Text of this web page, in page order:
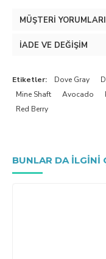
MÜŞTERI YORUMLARI
İADE VE DEĞIŞIM
Etiketler: Dove Gray
Mine Shaft
Avocado
Red Berry
BUNLAR DA ILGINI